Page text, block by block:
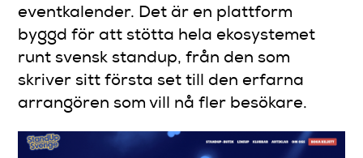
eventkalender. Det är en plattform
byggd för att stötta hela ekosystemet
runt svensk standup, från den som
skriver sitt första set till den erfarna
arrangören som vill nå fler besökare.